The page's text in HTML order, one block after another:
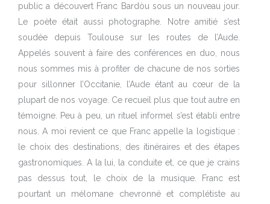
public a découvert Franc Bardòu sous un nouveau jour.
Le poète était aussi photographe. Notre amitié s’est
soudée depuis Toulouse sur les routes de l’Aude.
Appelés souvent à faire des conférences en duo, nous
nous sommes mis à profiter de chacune de nos sorties
pour sillonner l’Occitanie, l’Aude étant au cœur de la
plupart de nos voyage. Ce recueil plus que tout autre en
témoigne. Peu à peu, un rituel informel s’est établi entre
nous. A moi revient ce que Franc appelle la logistique :
le choix des destinations, des itinéraires et des étapes
gastronomiques. A la lui, la conduite et, ce que je crains
pas dessus tout, le choix de la musique. Franc est
pourtant un mélomane chevronné et complétiste au